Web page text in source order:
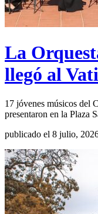
La
llegó al
17 jóvenes músicos del
presentaron en la Plaza
publicado el 8 julio,